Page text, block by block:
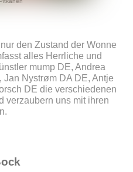
den Zustand der Wonne
alles Herrliche und
mump DE, Andrea
Jan Nystrøm DA DE, Antje
DE die verschiedenen
verzaubern uns mit ihren